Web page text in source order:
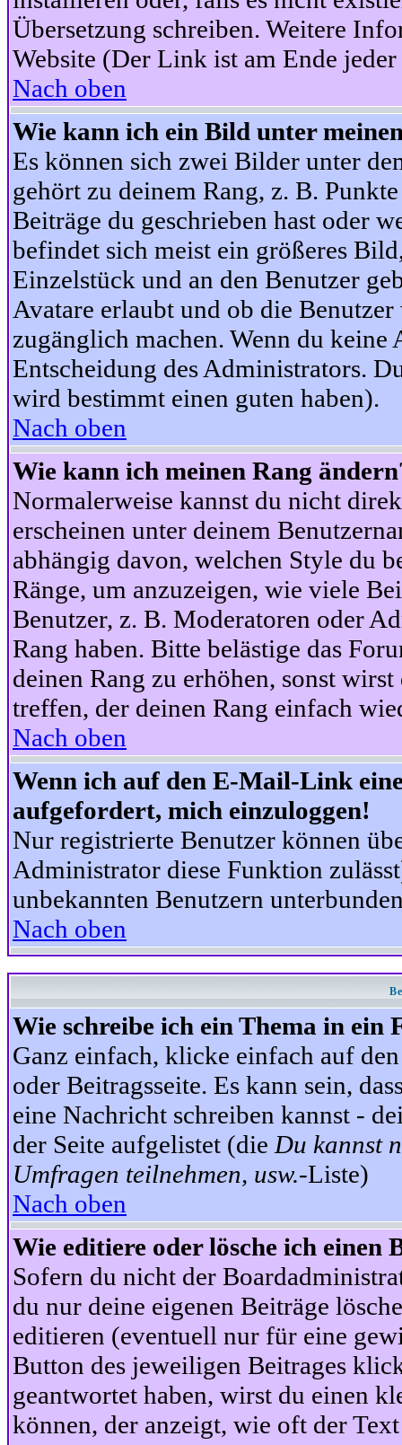
Übersetzung schreiben. Weitere
Website (Der Link ist am Ende jeder
Nach oben
Wie kann ich ein Bild unter
Es können sich zwei Bilder unter
gehört zu deinem Rang, z. B.
Beiträge du geschrieben hast oder
befindet sich meist ein größeres
Einzelstück und an den Benutzer
Avatare erlaubt und ob die
zugänglich machen. Wenn du keine
Entscheidung des Administrators.
wird bestimmt einen guten haben).
Nach oben
Wie kann ich meinen Rang
Normalerweise kannst du nicht
erscheinen unter deinem
abhängig davon, welchen Style du
Ränge, um anzuzeigen, wie viele
Benutzer, z. B. Moderatoren oder
Rang haben. Bitte belästige das
deinen Rang zu erhöhen, sonst
treffen, der deinen Rang einfach
Nach oben
Wenn ich auf den E-Mail-Link
aufgefordert, mich einzuloggen!
Nur registrierte Benutzer können
Administrator diese Funktion
unbekannten Benutzern
Nach oben
Wie schreibe ich ein Thema in ein
Ganz einfach, klicke einfach auf
oder Beitragsseite. Es kann sein,
eine Nachricht schreiben kannst -
der Seite aufgelistet (die Du kannst
Umfragen teilnehmen, usw.-Liste)
Nach oben
Wie editiere oder lösche ich einen
Sofern du nicht der
du nur deine eigenen Beiträge
editieren (eventuell nur für eine
Button des jeweiligen Beitrages
geantwortet haben, wirst du einen
können, der anzeigt, wie oft der